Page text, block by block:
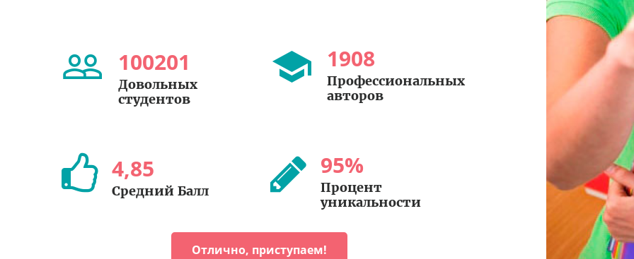
100201
Довольных
студентов
1908
Профессиональных
авторов
4,85
Средний Балл
95%
Процент
уникальности
Отлично, приступаем!